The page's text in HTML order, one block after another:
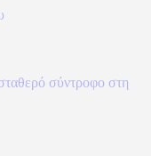
σύντροφο στη